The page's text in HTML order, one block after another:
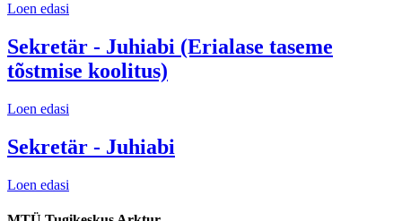
Loen edasi
Sekretär - Juhiabi (Erialase taseme
tõstmise koolitus)
Loen edasi
Sekretär - Juhiabi
Loen edasi